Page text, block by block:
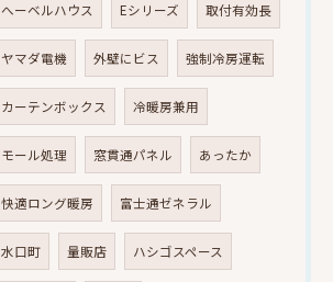
へーベルハウス Eシリーズ 取付有効長
ヤマダ電機 外壁にビス 強制冷房運転
カーテンボックス 冷暖房兼用
モール処理 窓貫通パネル あったか
快適ロング暖房 富士通ゼネラル
水口町 量販店 ハシゴスペース